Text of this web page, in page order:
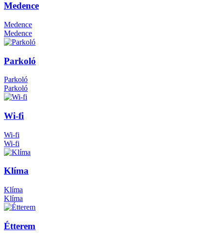
Medence
Medence
Medence
Parkoló
Parkoló
Parkoló
Wi-fi
Wi-fi
Wi-fi
Klíma
Klíma
Klíma
Étterem